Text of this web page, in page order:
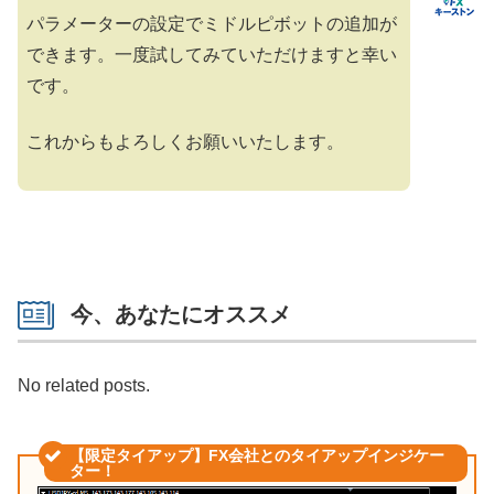
パラメーターの設定でミドルピボットの追加が
できます。一度試してみていただけますと幸い
です。
これからもよろしくお願いいたします。
今、あなたにオススメ
No related posts.
【限定タイアップ】FX会社とのタイアップインジケー
ター！